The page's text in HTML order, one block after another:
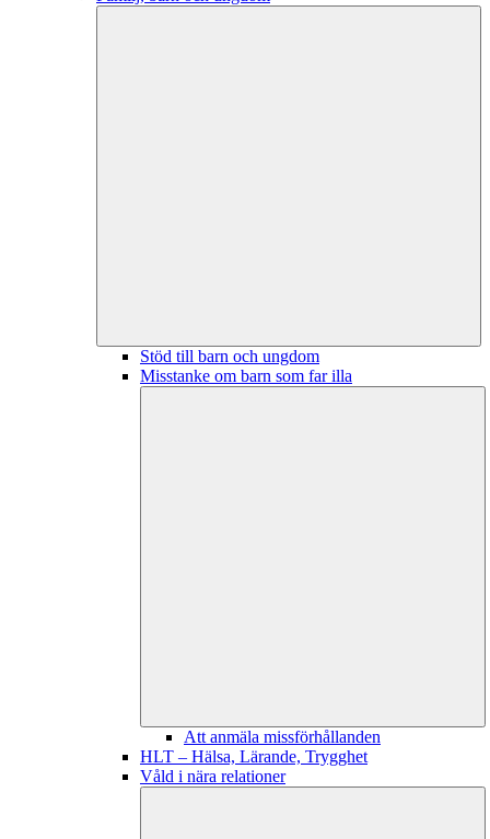
Stöd till barn och ungdom
Misstanke om barn som far illa
Att anmäla missförhållanden
HLT – Hälsa, Lärande, Trygghet
Våld i nära relationer